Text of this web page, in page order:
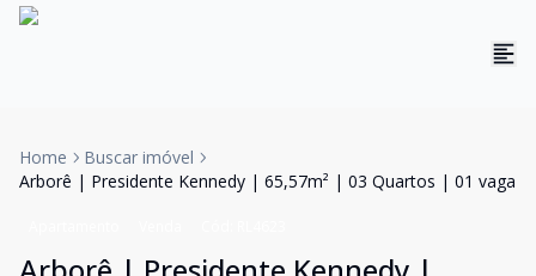
Home
Buscar imóvel
Arborê | Presidente Kennedy | 65,57m² | 03 Quartos | 01 vaga